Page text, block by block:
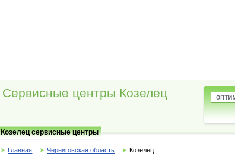
Сервисные центры Козелец
Козелец сервисные центры
Главная Черниговская область Козелец